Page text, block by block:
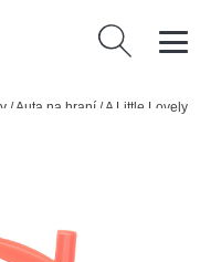
Vyhledávání
/Auta na hraní /A Little Lovely
lahvi - zábava